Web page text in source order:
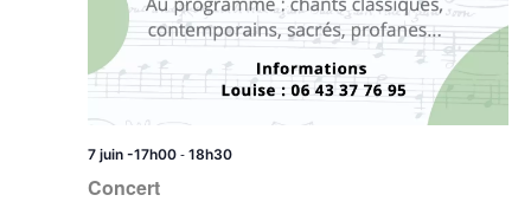
Concert
7 juin -17h00- 18h30